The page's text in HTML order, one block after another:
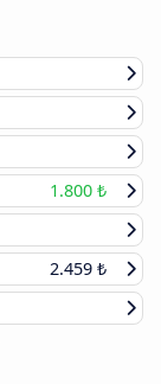
1.800 ₺
2.459 ₺